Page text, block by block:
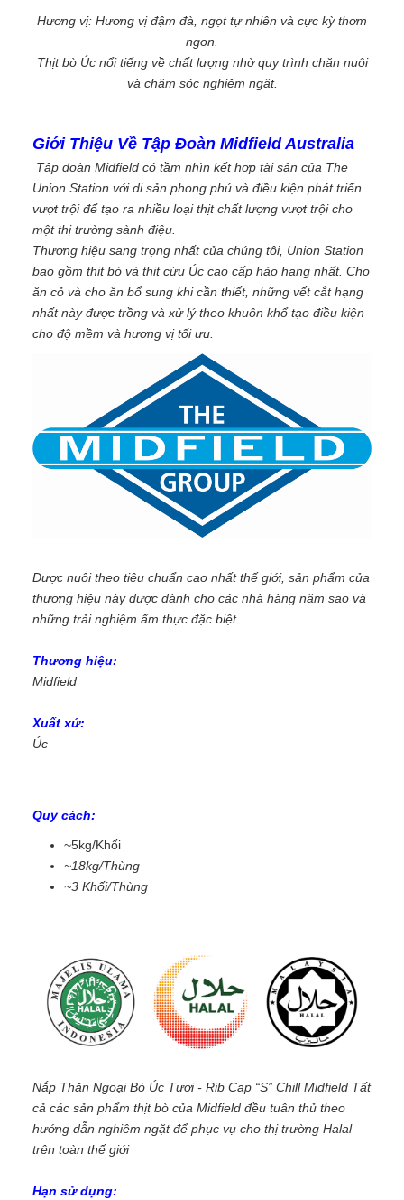
Hương vị: Hương vị đậm đà, ngọt tự nhiên và cực kỳ thơm
ngon.
Thịt bò Úc nổi tiếng về chất lượng nhờ quy trình chăn nuôi
và chăm sóc nghiêm ngặt.
Giới Thiệu Về Tập Đoàn Midfield Australia
Tập đoàn Midfield có tầm nhìn kết hợp tài sản của The
Union Station với di sản phong phú và điều kiện phát triển
vượt trội để tạo ra nhiều loại thịt chất lượng vượt trội cho
một thị trường sành điệu.
Thương hiệu sang trọng nhất của chúng tôi, Union Station
bao gồm thịt bò và thịt cừu Úc cao cấp hảo hạng nhất. Cho
ăn cỏ và cho ăn bổ sung khi cần thiết, những vết cắt hạng
nhất này được trồng và xử lý theo khuôn khổ tạo điều kiện
cho độ mềm và hương vị tối ưu.
Được nuôi theo tiêu chuẩn cao nhất thế giới, sản phẩm của
thương hiệu này được dành cho các nhà hàng năm sao và
những trải nghiệm ẩm thực đặc biệt.
Thương hiệu:
Midfield
Xuất xứ:
Úc
Quy cách:
~5kg/Khối
~18kg/Thùng
~3 Khối/Thùng
Nắp Thăn Ngoại Bò Úc Tươi - Rib Cap “S” Chill Midfield Tất
cả các sản phẩm thịt bò của Midfield đều tuân thủ theo
hướng dẫn nghiêm ngặt để phục vụ cho thị trường Halal
trên toàn thế giới
Hạn sử dụng: